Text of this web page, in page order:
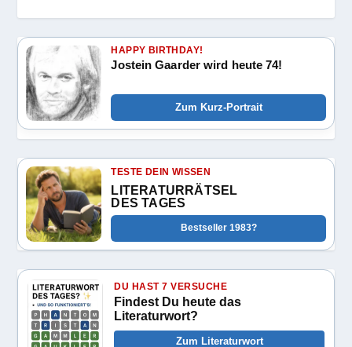
HAPPY BIRTHDAY!
Jostein Gaarder wird heute 74!
Zum Kurz-Portrait
TESTE DEIN WISSEN
LITERATURRÄTSEL
DES TAGES
Bestseller 1983?
DU HAST 7 VERSUCHE
Findest Du heute das
Literaturwort?
Zum Literaturwort